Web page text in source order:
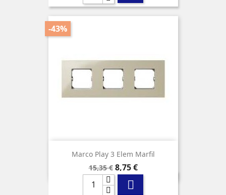
Marco Play 3 Elem Marfil
Precio
base
15,35 €
-43%
Precio
8,75 €
